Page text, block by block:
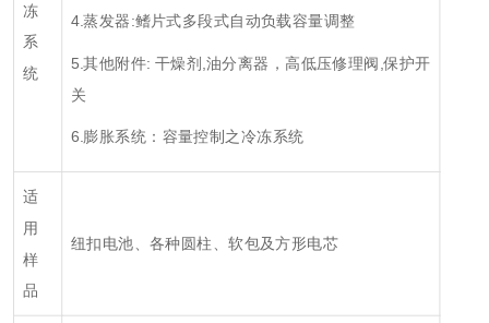
冻
系
统
4.蒸发器:鳍片式多段式自动负载容量调整
5.其他附件: 干燥剂,油分离器，高低压修理阀,保护开
关
6.膨胀系统：容量控制之冷冻系统
适
用
样
品
纽扣电池、各种圆柱、软包及方形电芯